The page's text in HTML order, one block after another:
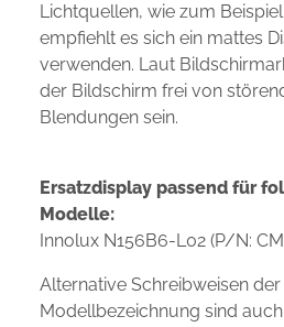
Lichtquellen, wie zum
empfiehlt es sich ein mattes
verwenden. Laut
der Bildschirm frei von
Blendungen sein.
Ersatzdisplay passend für
Modelle:
Innolux N156B6-L02 (P/N:
Alternative Schreibweisen
Modellbezeichnung sind